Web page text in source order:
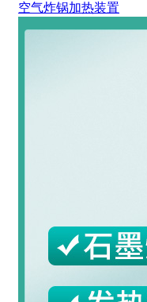
空气炸锅加热装置